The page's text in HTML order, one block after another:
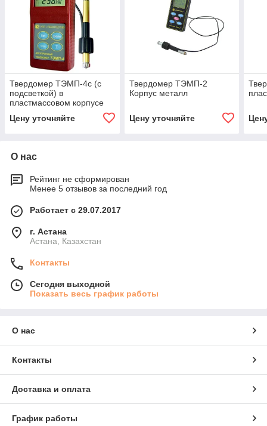
Твердомер ТЭМП-4с (с
подсветкой) в
пластмассовом корпусе
Цену уточняйте
Твердомер ТЭМП-2
Корпус металл
Цену уточняйте
О нас
Рейтинг не сформирован
Менее 5 отзывов за последний год
Работает с 29.07.2017
г. Астана
Астана, Казахстан
Контакты
Сегодня выходной
Показать весь график работы
О нас
Контакты
Доставка и оплата
График работы